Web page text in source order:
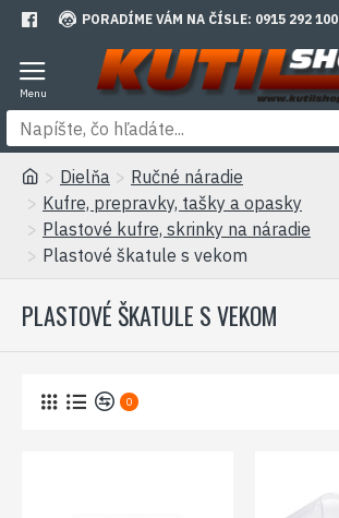
PORADÍME VÁM NA ČÍSLE: 0915 292 100
Dielňa
Ručné náradie
Kufre, prepravky, tašky a opasky
Plastové kufre, skrinky na náradie
Plastové škatule s vekom
PLASTOVÉ ŠKATULE S VEKOM
0